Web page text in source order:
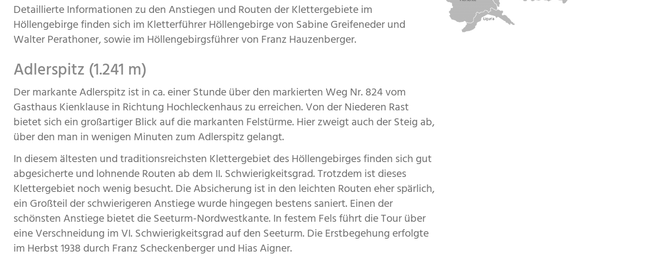
Detaillierte Informationen zu den Anstiegen und Routen der Klettergebiete im
Höllengebirge finden sich im Kletterführer Höllengebirge von Sabine Greifeneder und
Walter Perathoner, sowie im Höllengebirgsführer von Franz Hauzenberger.
Adlerspitz (1.241 m)
Der markante Adlerspitz ist in ca. einer Stunde über den markierten Weg Nr. 824 vom
Gasthaus Kienklause in Richtung Hochleckenhaus zu erreichen. Von der Niederen Rast
bietet sich ein großartiger Blick auf die markanten Felstürme. Hier zweigt auch der Steig ab,
über den man in wenigen Minuten zum Adlerspitz gelangt.
In diesem ältesten und traditionsreichsten Klettergebiet des Höllengebirges finden sich gut
abgesicherte und lohnende Routen ab dem II. Schwierigkeitsgrad. Trotzdem ist dieses
Klettergebiet noch wenig besucht. Die Absicherung ist in den leichten Routen eher spärlich,
ein Großteil der schwierigeren Anstiege wurde hingegen bestens saniert. Einen der
schönsten Anstiege bietet die Seeturm-Nordwestkante. In festem Fels führt die Tour über
eine Verschneidung im VI. Schwierigkeitsgrad auf den Seeturm. Die Erstbegehung erfolgte
im Herbst 1938 durch Franz Scheckenberger und Hias Aigner.